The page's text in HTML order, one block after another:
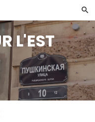
L'EST
Twitter